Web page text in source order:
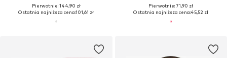
Pierwotnie: 144,90 zł
Ostatnia najniższa cena:101,61 zł
Pierwotnie: 71,90 zł
Ostatnia najniższa cena:45,52 zł